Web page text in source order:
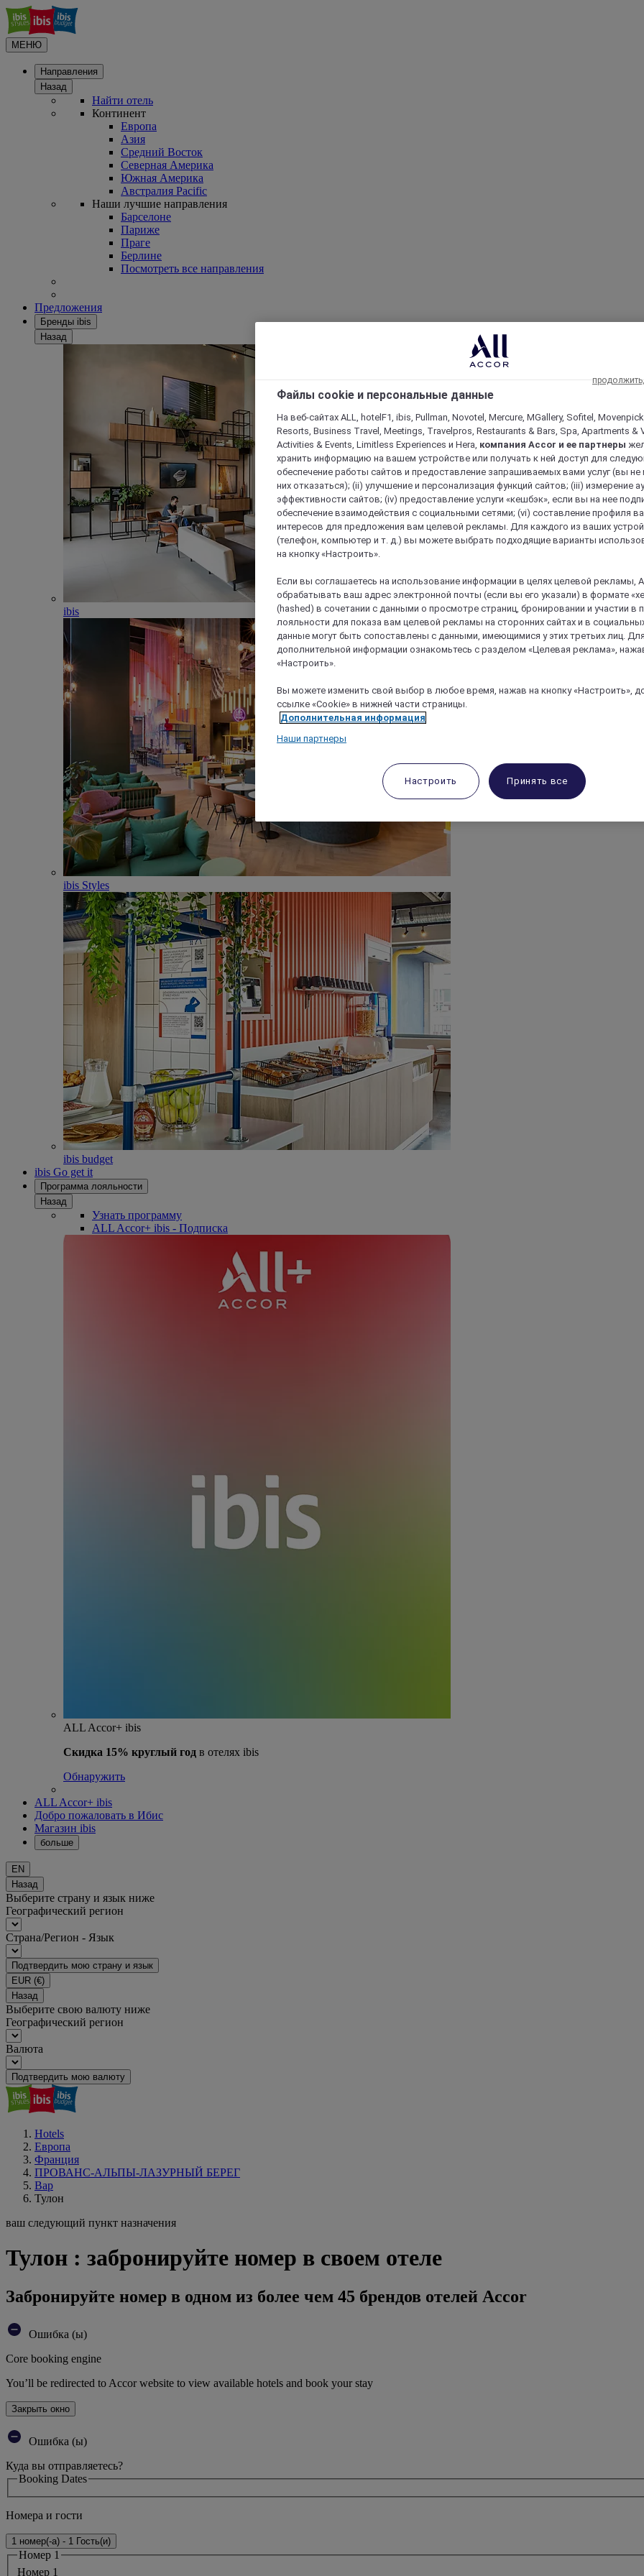
МЕНЮ
Направления
Назад
Найти отель
Континент
Европа
Азия
Средний Восток
Северная Америка
Южная Америка
Австралия Pacific
Наши лучшие направления
Барселоне
Париже
Праге
Берлине
Посмотреть все направления
Предложения
Бренды ibis
Назад
ibis
ibis Styles
ibis budget
ibis Go get it
Программа лояльности
Назад
Узнать программу
ALL Accor+ ibis - Подписка
ALL Accor+ ibis
Скидка 15% круглый год в отелях ibis
Обнаружить
ALL Accor+ ibis
Добро пожаловать в Ибис
Магазин ibis
больше
EN
Назад
Выберите страну и язык ниже
Географический регион
Страна/Регион - Язык
Подтвердить мою страну и язык
EUR (€)
Назад
Выберите свою валюту ниже
Географический регион
Валюта
Подтвердить мою валюту
Hotels
Европа
Франция
ПРОВАНС-АЛЬПЫ-ЛАЗУРНЫЙ БЕРЕГ
Вар
Тулон
ваш следующий пункт назначения
Тулон : забронируйте номер в своем отеле
Забронируйте номер в одном из более чем 45 брендов отелей Accor
Ошибка (ы)
Core booking engine
You’ll be redirected to Accor website to view available hotels and book your stay
Закрыть окно
Ошибка (ы)
Куда вы отправляетесь?
Booking Dates
Номера и гости
1 номер(-а) - 1 Гость(и)
Номер 1
Номер 1
Файлы cookie и персональные данные
На веб-сайтах ALL, hotelF1, ibis, Pullman, Novotel, Mercure, MGallery, Sofitel,
Resorts, Business Travel, Meetings, Travelpros, Restaurants & Bars, Spa, Apartments &
Activities & Events, Limitless Experiences и Hera, компания Accor и ее партнеры
хранить информацию на вашем устройстве или получать к ней доступ для
обеспечение работы сайтов и предоставление запрашиваемых вами услуг (вы
них отказаться); (ii) улучшение и персонализация функций сайтов; (iii) измерение
эффективности сайтов; (iv) предоставление услуги «кешбэк», если вы на нее
обеспечение взаимодействия с социальными сетями; (vi) составление профиля
интересов для предложения вам целевой рекламы. Для каждого из ваших
(телефон, компьютер и т. д.) вы можете выбрать подходящие варианты
на кнопку «Настроить».
Если вы соглашаетесь на использование информации в целях целевой рекламы,
обрабатывать ваш адрес электронной почты (если вы его указали) в формате
(hashed) в сочетании с данными о просмотре страниц, бронировании и участии в
лояльности для показа вам целевой рекламы на сторонних сайтах и в
данные могут быть сопоставлены с данными, имеющимися у этих третьих лиц.
дополнительной информации ознакомьтесь с разделом «Целевая реклама»,
«Настроить».
Вы можете изменить свой выбор в любое время, нажав на кнопку «Настроить»,
ссылке «Cookie» в нижней части страницы.
Дополнительная информация
Наши партнеры
Настроить Принять все